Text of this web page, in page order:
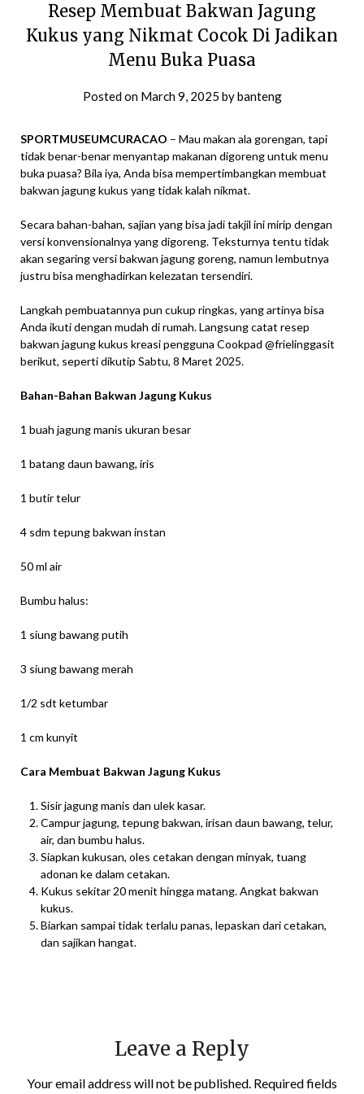
Resep Membuat Bakwan Jagung
Kukus yang Nikmat Cocok Di Jadikan
Menu Buka Puasa
Posted on March 9, 2025 bybanteng
SPORTMUSEUMCURACAO – Mau makan ala gorengan, tapi
tidak benar-benar menyantap makanan digoreng untuk menu
buka puasa? Bila iya, Anda bisa mempertimbangkan membuat
bakwan jagung kukus yang tidak kalah nikmat.
Secara bahan-bahan, sajian yang bisa jadi takjil ini mirip dengan
versi konvensionalnya yang digoreng. Teksturnya tentu tidak
akan segaring versi bakwan jagung goreng, namun lembutnya
justru bisa menghadirkan kelezatan tersendiri.
Langkah pembuatannya pun cukup ringkas, yang artinya bisa
Anda ikuti dengan mudah di rumah. Langsung catat resep
bakwan jagung kukus kreasi pengguna Cookpad @frielinggasit
berikut, seperti dikutip Sabtu, 8 Maret 2025.
Bahan-Bahan Bakwan Jagung Kukus
1 buah jagung manis ukuran besar
1 batang daun bawang, iris
1 butir telur
4 sdm tepung bakwan instan
50 ml air
Bumbu halus:
1 siung bawang putih
3 siung bawang merah
1/2 sdt ketumbar
1 cm kunyit
Cara Membuat Bakwan Jagung Kukus
Sisir jagung manis dan ulek kasar.
Campur jagung, tepung bakwan, irisan daun bawang, telur,
air, dan bumbu halus.
Siapkan kukusan, oles cetakan dengan minyak, tuang
adonan ke dalam cetakan.
Kukus sekitar 20 menit hingga matang. Angkat bakwan
kukus.
Biarkan sampai tidak terlalu panas, lepaskan dari cetakan,
dan sajikan hangat.
Leave a Reply
Your email address will not be published. Required fields